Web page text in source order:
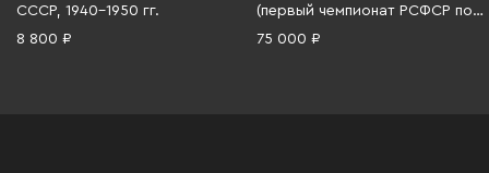
СССР, 1940-1950 гг.
8 800 ₽
(первый чемпионат РСФСР по
хоккею), ткань, СССР, 1948 г.
75 000 ₽